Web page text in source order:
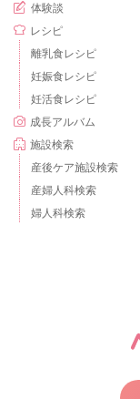
体験談
レシピ
離乳食レシピ
妊娠食レシピ
妊活食レシピ
成長アルバム
施設検索
産後ケア施設検索
産婦人科検索
婦人科検索